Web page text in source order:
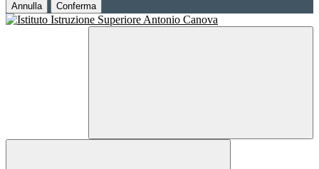
Annulla Conferma